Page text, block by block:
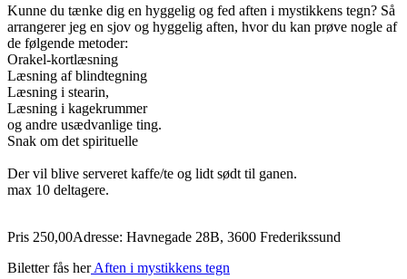
Kunne du tænke dig en hyggelig og fed aften i mystikkens tegn? Så
arrangerer jeg en sjov og hyggelig aften, hvor du kan prøve nogle af
de følgende metoder:
Orakel-kortlæsning
Læsning af blindtegning
Læsning i stearin,
Læsning i kagekrummer
og andre usædvanlige ting.
Snak om det spirituelle
Der vil blive serveret kaffe/te og lidt sødt til ganen.
max 10 deltagere.
Pris 250,00Adresse: Havnegade 28B, 3600 Frederikssund
Biletter fås herAften i mystikkens tegn